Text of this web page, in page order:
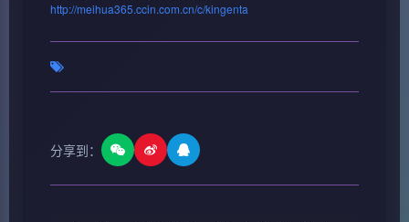
http://meihua365.ccin.com.cn/c/kingenta
分享到：